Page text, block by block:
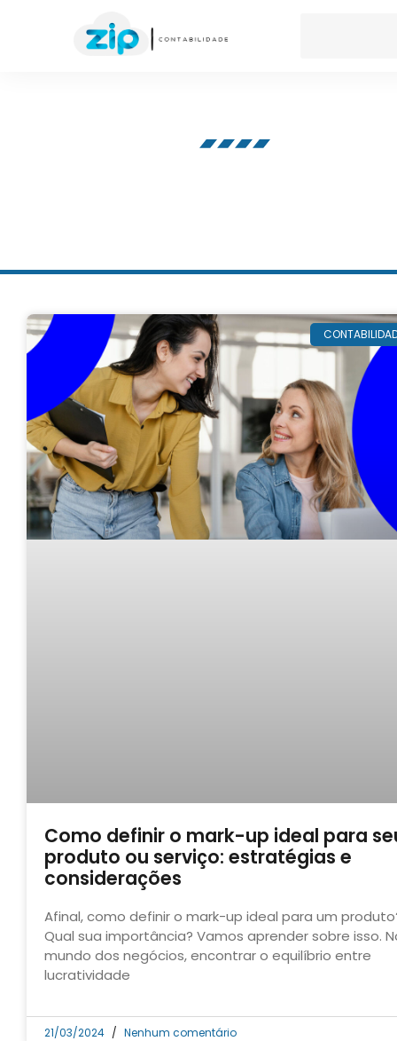
Como definir o mark-up ideal para
produto ou serviço: estratégias e
considerações
Afinal, como definir o mark-up ideal para um
Qual sua importância? Vamos aprender sobre isso.
mundo dos negócios, encontrar o equilíbrio entre
lucratividade
21/03/2024 Nenhum comentário